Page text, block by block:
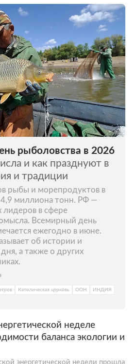
рыболовства в 2026
и как празднуют в
и традиции
рыбы и морепродуктов в
4,9 миллиона тонн. РФ —
в сфере
Всемирный день
ежегодно в июне.
об истории и
а также о других
Католическая церковь ООН
ИНДИЯ
неделе
баланса экологии и
энергетической недели прошла